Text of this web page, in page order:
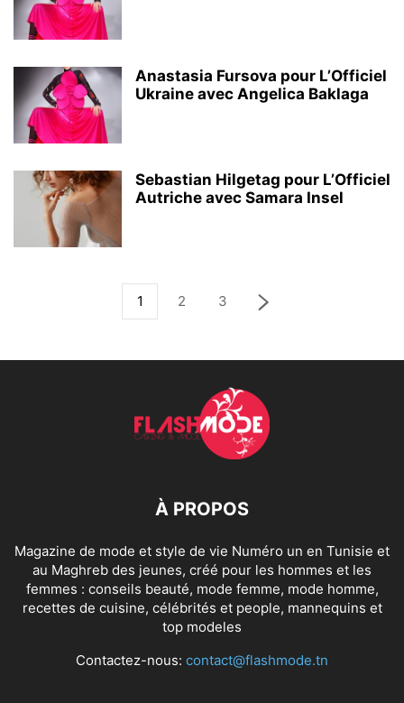
Anastasia Fursova pour L’Officiel
Ukraine avec Angelica Baklaga
Sebastian Hilgetag pour L’Officiel
Autriche avec Samara Insel
1 2 3
À PROPOS
Magazine de mode et style de vie Numéro un en Tunisie et
au Maghreb des jeunes, créé pour les hommes et les
femmes : conseils beauté, mode femme, mode homme,
recettes de cuisine, célébrités et people, mannequins et
top modeles
Contactez-nous: contact@flashmode.tn